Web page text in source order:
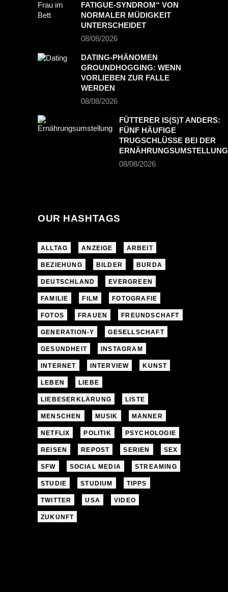
FATIGUE-SYNDROM“ VON
NORMALER MÜDIGKEIT
UNTERSCHEIDET
08/08/2026
DATING-PHÄNOMEN
GROUNDHOGGING: WENN
VORLIEBEN ZUR FALLE
WERDEN
08/08/2026
FÜTTERER IS(S)T ANDERS:
FÜNF HÄUFIGE
TRUGSCHLÜSSE BEI DER
ERNÄHRUNGSUMSTELLUNG
08/08/2026
OUR HASHTAGS
ALLTAG ANZEIGE ARBEIT
BEZIEHUNG BILDER BURDA
DEUTSCHLAND EVERGREEN
FAMILIE FILM FOTOGRAFIE
FOTOS FRAUEN FREUNDSCHAFT
GENERATION-Y GESELLSCHAFT
GESUNDHEIT INSTAGRAM
INTERNET INTERVIEW KUNST
LEBEN LIEBE
LIEBESERKLÄRUNG LISTE
MENSCHEN MUSIK MÄNNER
NETFLIX POLITIK PSYCHOLOGIE
REISEN REPOST SERIEN SEX
SFW SOCIAL MEDIA STREAMING
STUDIE STUDIUM TIPPS
TWITTER USA VIDEO
ZUKUNFT